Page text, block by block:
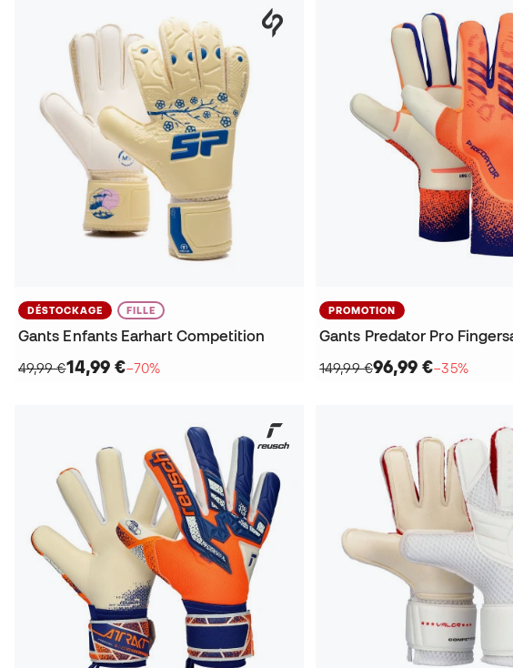
DÉSTOCKAGE FILLE
Gants Enfants Earhart Competition
49,99 €14,99 €−70%
PROMOTION
Gants Predator Pro
149,99 €96,99 €−35%